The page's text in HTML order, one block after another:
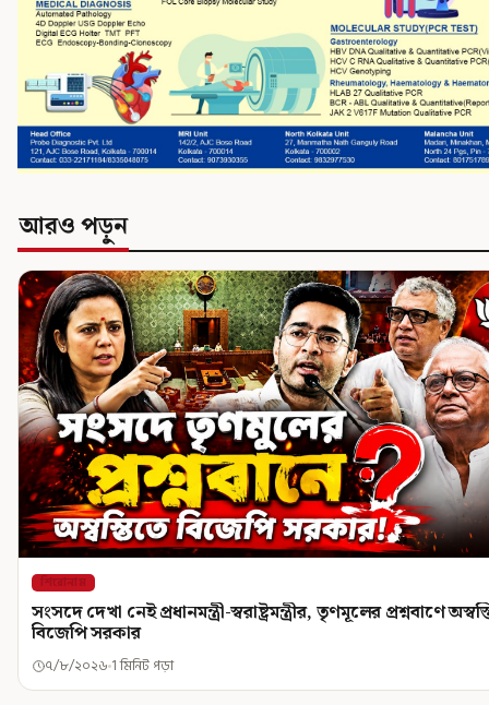
আরও পড়ুন
শিরোনাম
সংসদে দেখা নেই প্রধানমন্ত্রী-স্বরাষ্ট্রমন্ত্রীর, তৃণমূলের প্রশ্নবাণে
বিজেপি সরকার
৭/৮/২০২৬ 1 মিনিট পড়া